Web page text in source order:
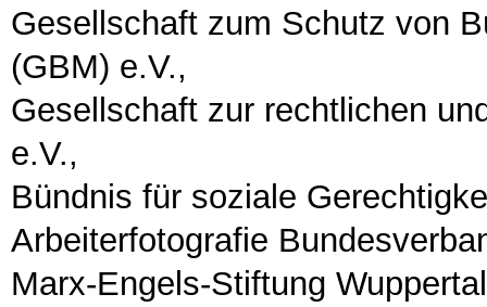
Gesellschaft zum Schutz von
(GBM) e.V.,
Gesellschaft zur rechtlichen
e.V.,
Bündnis für soziale
Arbeiterfotografie
Marx-Engels-Stiftung Wuppertal